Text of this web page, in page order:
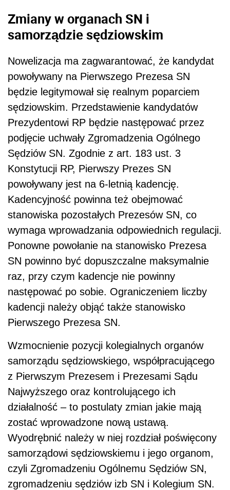
Zmiany w organach SN i
samorządzie sędziowskim
Nowelizacja ma zagwarantować, że kandydat
powoływany na Pierwszego Prezesa SN
będzie legitymował się realnym poparciem
sędziowskim. Przedstawienie kandydatów
Prezydentowi RP będzie następować przez
podjęcie uchwały Zgromadzenia Ogólnego
Sędziów SN. Zgodnie z art. 183 ust. 3
Konstytucji RP, Pierwszy Prezes SN
powoływany jest na 6-letnią kadencję.
Kadencyjność powinna też obejmować
stanowiska pozostałych Prezesów SN, co
wymaga wprowadzania odpowiednich regulacji.
Ponowne powołanie na stanowisko Prezesa
SN powinno być dopuszczalne maksymalnie
raz, przy czym kadencje nie powinny
następować po sobie. Ograniczeniem liczby
kadencji należy objąć także stanowisko
Pierwszego Prezesa SN.
Wzmocnienie pozycji kolegialnych organów
samorządu sędziowskiego, współpracującego
z Pierwszym Prezesem i Prezesami Sądu
Najwyższego oraz kontrolującego ich
działalność – to postulaty zmian jakie mają
zostać wprowadzone nową ustawą.
Wyodrębnić należy w niej rozdział poświęcony
samorządowi sędziowskiemu i jego organom,
czyli Zgromadzeniu Ogólnemu Sędziów SN,
zgromadzeniu sędziów izb SN i Kolegium SN.